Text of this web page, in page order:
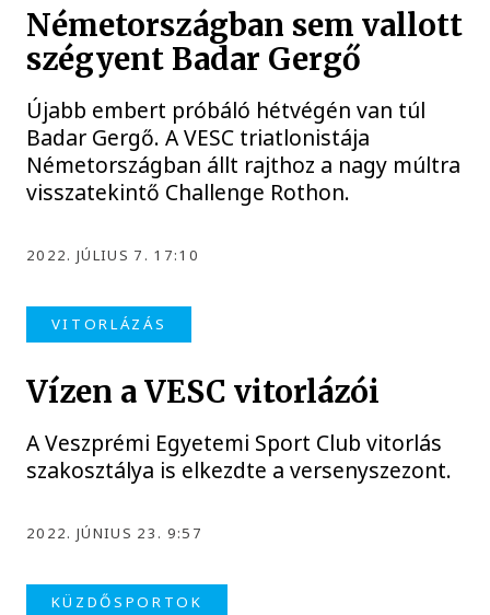
Németországban sem vallott
szégyent Badar Gergő
Újabb embert próbáló hétvégén van túl
Badar Gergő. A VESC triatlonistája
Németországban állt rajthoz a nagy múltra
visszatekintő Challenge Rothon.
2022. JÚLIUS 7. 17:10
VITORLÁZÁS
Vízen a VESC vitorlázói
A Veszprémi Egyetemi Sport Club vitorlás
szakosztálya is elkezdte a versenyszezont.
2022. JÚNIUS 23. 9:57
KÜZDŐSPORTOK